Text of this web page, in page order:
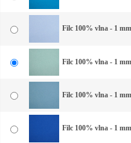
Filc 100% vlna - 1
Filc 100% vlna - 1
Filc 100% vlna - 1
Filc 100% vlna - 1